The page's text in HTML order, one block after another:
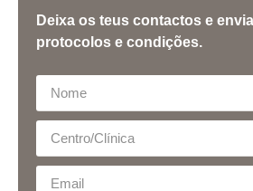
Deixa os teus contactos e
protocolos e condições.